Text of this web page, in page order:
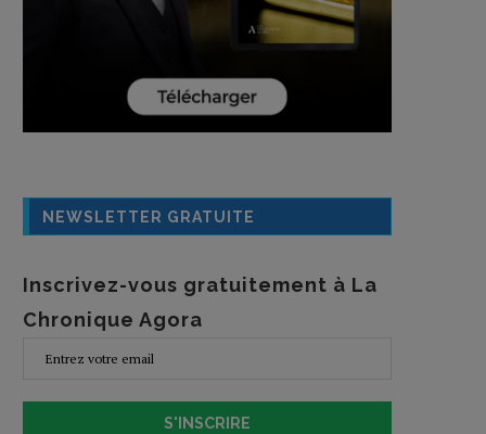
NEWSLETTER GRATUITE
Inscrivez-vous gratuitement à La
Chronique Agora
S'INSCRIRE